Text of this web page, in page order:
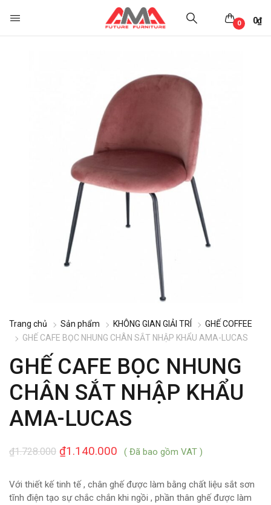
0₫
0
Trang chủ Sản phẩm KHÔNG GIAN GIẢI TRÍ
GHẾ COFFEE
GHẾ CAFE BỌC NHUNG CHÂN SẮT NHẬP KHẨU AMA-LUCAS
GHẾ CAFE BỌC NHUNG
CHÂN SẮT NHẬP KHẨU
AMA-LUCAS
1.728.000
₫ 1.140.000
₫ ( Đã bao gồm VAT )
Với thiết kế tinh tế , chân ghế được làm bằng chất liệu sắt sơn
tĩnh điện tạo sự chắc chắn khi ngồi , phần thân ghế được làm